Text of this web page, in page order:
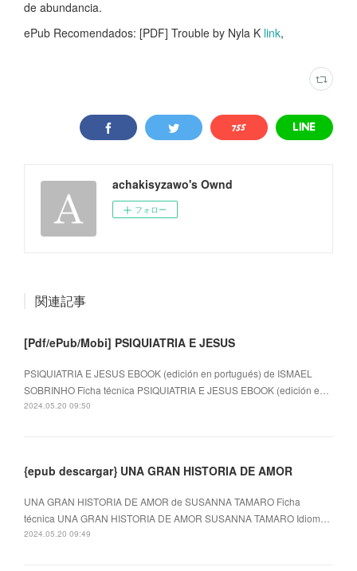
de abundancia.
ePub Recomendados: [PDF] Trouble by Nyla K link,
achakisyzawo's Ownd
フォロー
関連記事
[Pdf/ePub/Mobi] PSIQUIATRIA E JESUS
PSIQUIATRIA E JESUS EBOOK (edición en portugués) de ISMAEL
SOBRINHO Ficha técnica PSIQUIATRIA E JESUS EBOOK (edición e…
2024.05.20 09:50
{epub descargar} UNA GRAN HISTORIA DE AMOR
UNA GRAN HISTORIA DE AMOR de SUSANNA TAMARO Ficha
técnica UNA GRAN HISTORIA DE AMOR SUSANNA TAMARO Idiom…
2024.05.20 09:49